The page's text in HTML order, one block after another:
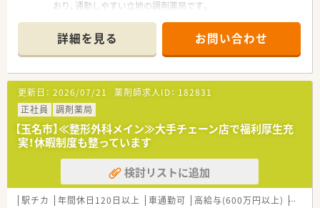
おり、通勤しやすい立地の調剤薬局です。
40枚から50枚ほどとなっています。
■薬局内は常勤の薬剤師が2名と医療事務スタッフが在籍してお
り、在宅業務にも対応している環境です。
【法人特徴について】
■山口県に7店舗、熊本県に3店舗の合計10店舗の調剤薬局を展
開している安定した法人です。
■社長をはじめとした役員の全員が薬剤師免許を保有しており、
現場の苦労を深く理解しています。
■地域に貢献し共に成長することを理念に掲げており、介護事業
を通じた包括ケアにも注力しています。
【こんな取り組みをしています】
■全社員でコミュニケーションツールのアプリを導入し、タイム
詳細を見る お問い合わせ
更新日： 2026/07/21 薬剤師求人ID： 182831
正社員
調剤薬局
【玉名市】≪整形外科メイン≫大手チェーン店で福利厚生充
実！休暇制度も整っています
検討リストに追加
駅チカ 年間休日120日以上 車通勤可 高給与(600万円以上) 住宅